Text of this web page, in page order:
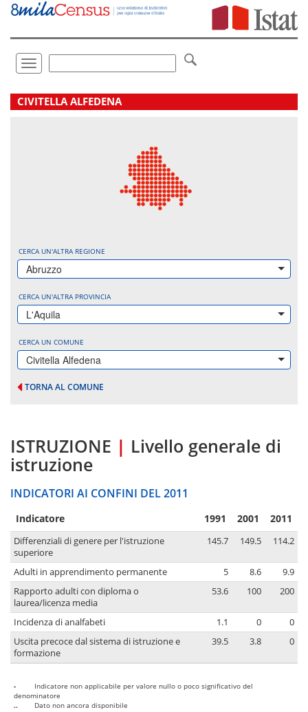
Vai
direttamente
Toggle
navigation
.
CIVITELLA ALFEDENA
CERCA UN'ALTRA REGIONE
Abruzzo
CERCA UN'ALTRA PROVINCIA
L'Aquila
CERCA UN COMUNE
Civitella Alfedena
TORNA AL COMUNE
ISTRUZIONE | Livello generale di
istruzione
INDICATORI AI CONFINI DEL 2011
Indicatore 1991 2001 2011
Differenziali di genere per l'istruzione
superiore
145.7 149.5 114.2
Adulti in apprendimento permanente 5 8.6
9.9
Rapporto adulti con diploma o
laurea/licenza media
53.6 100 200
Incidenza di analfabeti 1.1 0
0
Uscita precoce dal sistema di istruzione e
formazione
39.5 3.8 0
-
Indicatore non applicabile per valore nullo o poco significativo del
denominatore
..
Dato non ancora disponibile